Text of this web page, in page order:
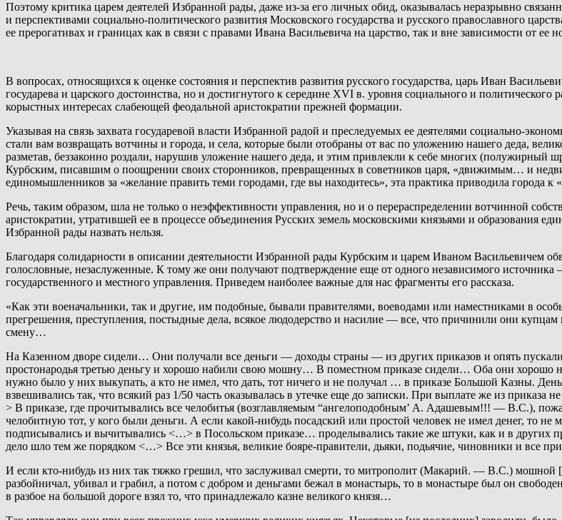
Поэтому критика царем деятелей Избранной рады, даже из-за его личных обид, оказывалась неразрывно
и перспективами социально-политического развития Московского государства и русского православного
ее прерогативах и границах как в связи с правами Ивана Васильевича на царство, так и вне зависимости от ее
В вопросах, относящихся к оценке состояния и перспектив развития русского государства, царь Иван
государева и царского достоинства, но и достигнутого к середине XVI в. уровня социального и
корыстных интересах слабеющей феодальной аристократии прежней формации.
Указывая на связь захвата государевой власти Избранной радой и преследуемых ее деятелями социально-
стали вам возвращать вотчины и города, и села, которые были отобраны от вас по уложению нашего деда,
разметав, беззаконно роздали, нарушив уложение нашего деда, и этим привлекли к себе многих
Курбским, писавшим о поощрении своих сторонников, превращенных в советников царя, «движимым… и
единомышленников за «желание править теми городами, где вы находитесь», эта практика приводила города к
Речь, таким образом, шла не только о неэффективности управления, но и о перераспределении вотчинной
аристократии, утратившей ее в процессе объединения Русских земель московскими князьями и образования
Избранной рады назвать нельзя.
Благодаря солидарности в описании деятельности Избранной рады Курбским и царем Иваном Васильевичем
голословные, незаслуженные. К тому же они получают подтверждение еще от одного независимого
государственного и местного управления. Приведем наиболее важные для нас фрагменты его рассказа.
«Как эти военачальники, так и другие, им подобные, бывали правителями, воеводами или наместниками в
прегрешения, преступления, постыдные дела, всякое людодерство и насилие — все, что причинили они
смену…
На Казенном дворе сидели… Они получали все деньги — доходы страны — из других приказов и опять
простонародья третью деньгу и хорошо набили свою мошну… В поместном приказе сидели… Оба они хорошо
нужно было у них выкупать, а кто не имел, что дать, тот ничего и не получал … в приказе Большой Казны.
взвешивались так, что всякий раз 1/50 часть оказывалась в утечке еще до записки. При выплате же из
> В приказе, где прочитывались все челобитья (возглавляемым “ангелоподобным’ А. Адашевым!!! — В.С.),
челобитную тот, у кого были деньги. А если какой-нибудь посадский или простой человек не имел денег, то не
подписывались и вычитывались <…> в Посольском приказе… проделывались такие же штуки, как и в других
дело шло тем же порядком <…> Все эти князья, великие бояре-правители, дьяки, подьячие, чиновники и все
И если кто-нибудь из них так тяжко грешил, что заслуживал смерти, то митрополит (Макарий. — В.С.) мошной
разбойничал, убивал и грабил, а потом с добром и деньгами бежал в монастырь, то в монастыре был он
в разбое на большой дороге взял то, что принадлежало казне великого князя…